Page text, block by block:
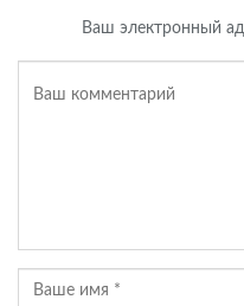
Ваш электронный